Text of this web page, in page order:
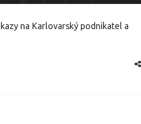
na Karlovarský podnikatel a